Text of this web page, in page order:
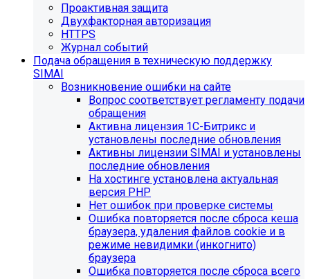
Проактивная защита
Двухфакторная авторизация
HTTPS
Журнал событий
Подача обращения в техническую поддержку
SIMAI
Возникновение ошибки на сайте
Вопрос соответствует регламенту подачи
обращения
Активна лицензия 1С-Битрикс и
установлены последние обновления
Активны лицензии SIMAI и установлены
последние обновления
На хостинге установлена актуальная
версия PHP
Нет ошибок при проверке системы
Ошибка повторяется после сброса кеша
браузера, удаления файлов cookie и в
режиме невидимки (инкогнито)
браузера
Ошибка повторяется после сброса всего